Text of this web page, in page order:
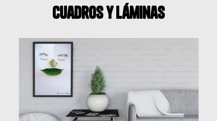
cuadros y láminas